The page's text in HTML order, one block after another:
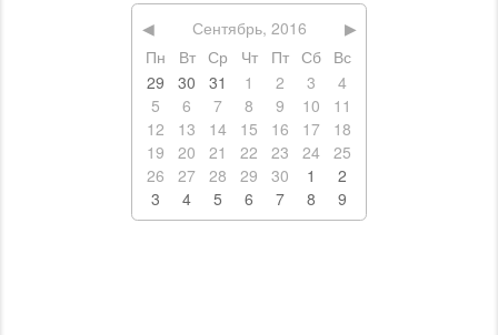
◀ Сентябрь, 2016
▶
Пн
Вт Ср Чт Пт Сб Вс
29
30 31 1 2 3
4
5
6 7 8 9 10
11
12
13 14 15 16 17
18
19
20 21 22 23 24 25
26
27 28 29 30 1
2
3
4 5 6 7 8 9